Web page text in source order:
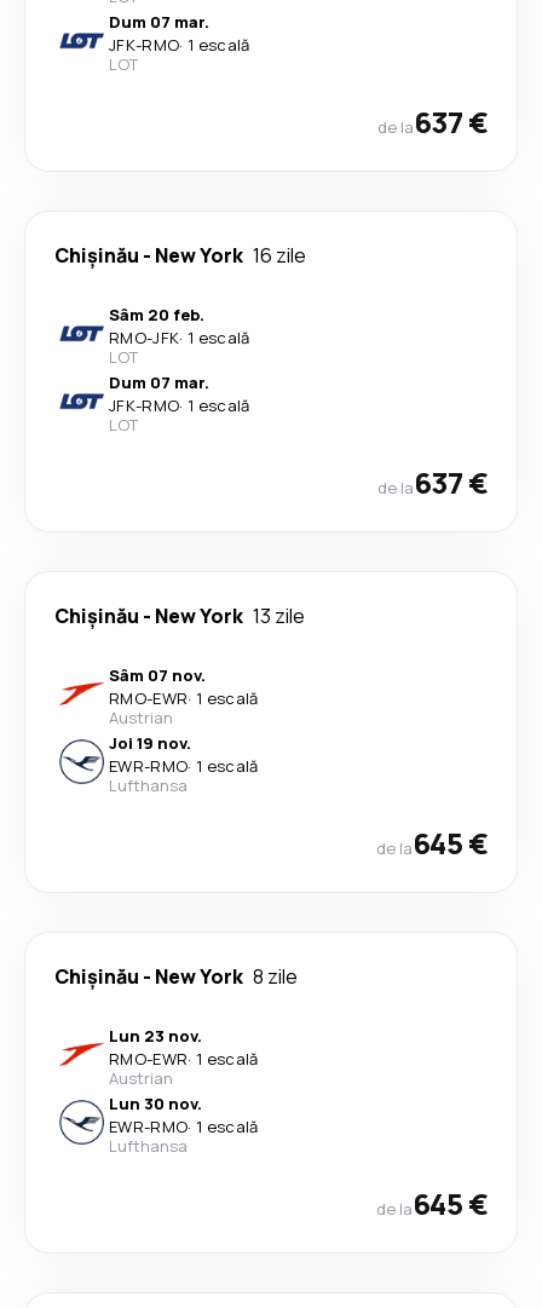
Dum 07 mar.
JFK-RMO· 1 escală
LOT
de la637 €
Chişinău - New York 16 zile
Sâm 20 feb.
RMO-JFK· 1 escală
LOT
Dum 07 mar.
JFK-RMO· 1 escală
LOT
de la637 €
Chişinău - New York 13 zile
Sâm 07 nov.
RMO-EWR· 1 escală
Austrian
Joi 19 nov.
EWR-RMO· 1 escală
Lufthansa
de la645 €
Chişinău - New York 8 zile
Lun 23 nov.
RMO-EWR· 1 escală
Austrian
Lun 30 nov.
EWR-RMO· 1 escală
Lufthansa
de la645 €